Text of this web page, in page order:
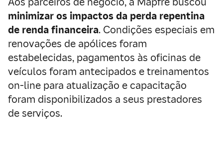
minimizar os impactos da perda repentina
de renda financeira. Condições especiais em
renovações de apólices foram
estabelecidas, pagamentos às oficinas de
veículos foram antecipados e treinamentos
on-line para atualização e capacitação
foram disponibilizados a seus prestadores
de serviços.